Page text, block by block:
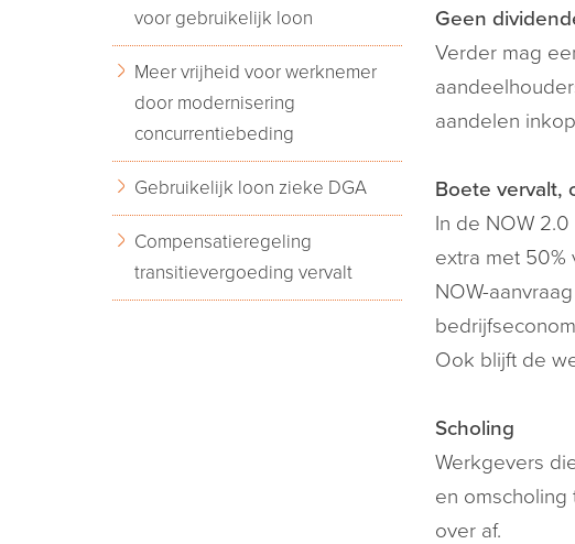
Geen
Verder mag
aandelen
Boete vervalt,
In de NOW
extra met
NOW-
Ook blijft de
Scholing
Werkgevers
en
over af.
voor gebruikelijk loon
Meer vrijheid voor werknemer
door modernisering
concurrentiebeding
Gebruikelijk loon zieke DGA
Compensatieregeling
transitievergoeding vervalt